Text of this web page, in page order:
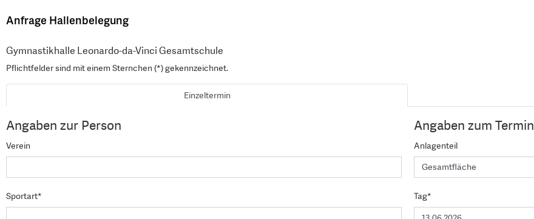
Anfrage Hallenbelegung
Gymnastikhalle Leonardo-da-Vinci Gesamtschule
Pflichtfelder sind mit einem Sternchen (*) gekennzeichnet.
Einzeltermin
Angaben zur Person
Verein
Sportart*
Angaben zum Termin
Anlagenteil
Tag*